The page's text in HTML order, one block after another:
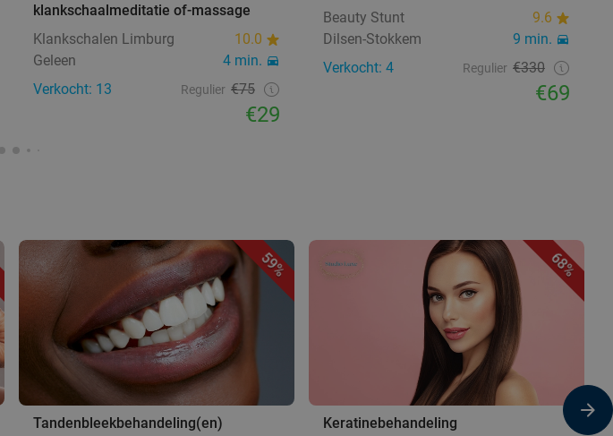
klankschaalmeditatie of-massage
Klankschalen Limburg
10.0
Geleen
4 min.
Verkocht: 13
Regulier €75
€29
Beauty Stunt
9.6
Dilsen-Stokkem
9 min.
Verkocht: 4
Regulier €330
€69
59%
Tandenbleekbehandeling(en)
68%
Keratinebehandeling